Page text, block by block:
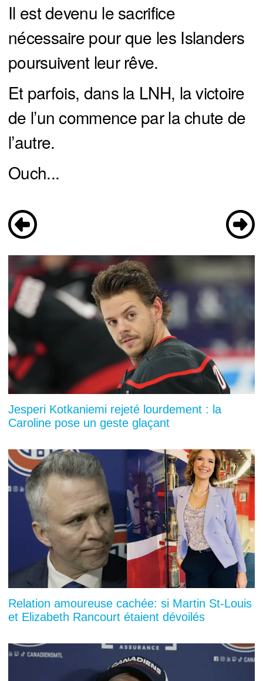
Il est devenu le sacrifice
nécessaire pour que les Islanders
poursuivent leur rêve.
Et parfois, dans la LNH, la victoire
de l’un commence par la chute de
l’autre.
Ouch...
Jesperi Kotkaniemi rejeté lourdement : la
Caroline pose un geste glaçant
Relation amoureuse cachée: si Martin St-Louis
et Elizabeth Rancourt étaient dévoilés